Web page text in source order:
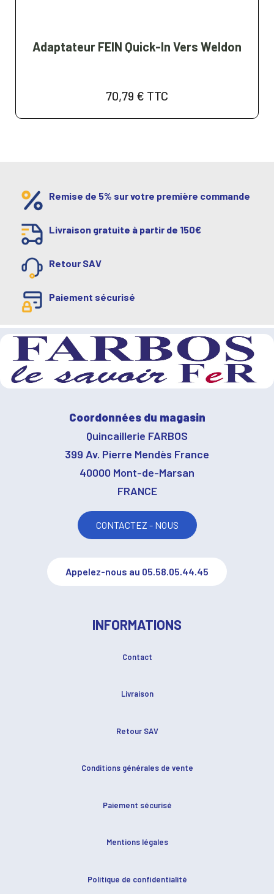
Adaptateur FEIN Quick-In Vers Weldon
70,79 € TTC
Remise de 5% sur votre première commande
Livraison gratuite à partir de 150€
Retour SAV
Paiement sécurisé
Coordonnées du magasin
Quincaillerie FARBOS
399 Av. Pierre Mendès France
40000 Mont-de-Marsan
FRANCE
CONTACTEZ - NOUS
Appelez-nous au 05.58.05.44.45
INFORMATIONS
Contact
Livraison
Retour SAV
Conditions générales de vente
Paiement sécurisé
Mentions légales
Politique de confidentialité